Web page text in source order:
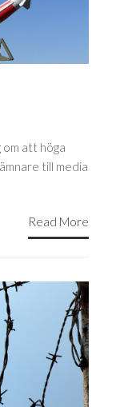
om att höga
till media
Read More